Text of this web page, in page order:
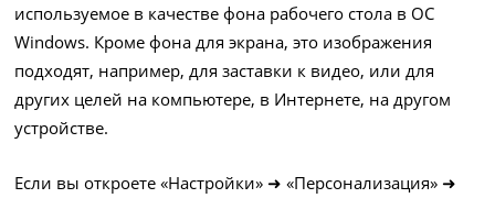
используемое в качестве фона рабочего стола в ОС
Windows. Кроме фона для экрана, это изображения
подходят, например, для заставки к видео, или для
других целей на компьютере, в Интернете, на другом
устройстве.
Если вы откроете «Настройки» ➜ «Персонализация» ➜